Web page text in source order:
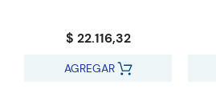
$ 22.116,32
AGREGAR